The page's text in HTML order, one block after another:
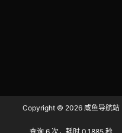
Copyright © 2026 咸鱼导航站